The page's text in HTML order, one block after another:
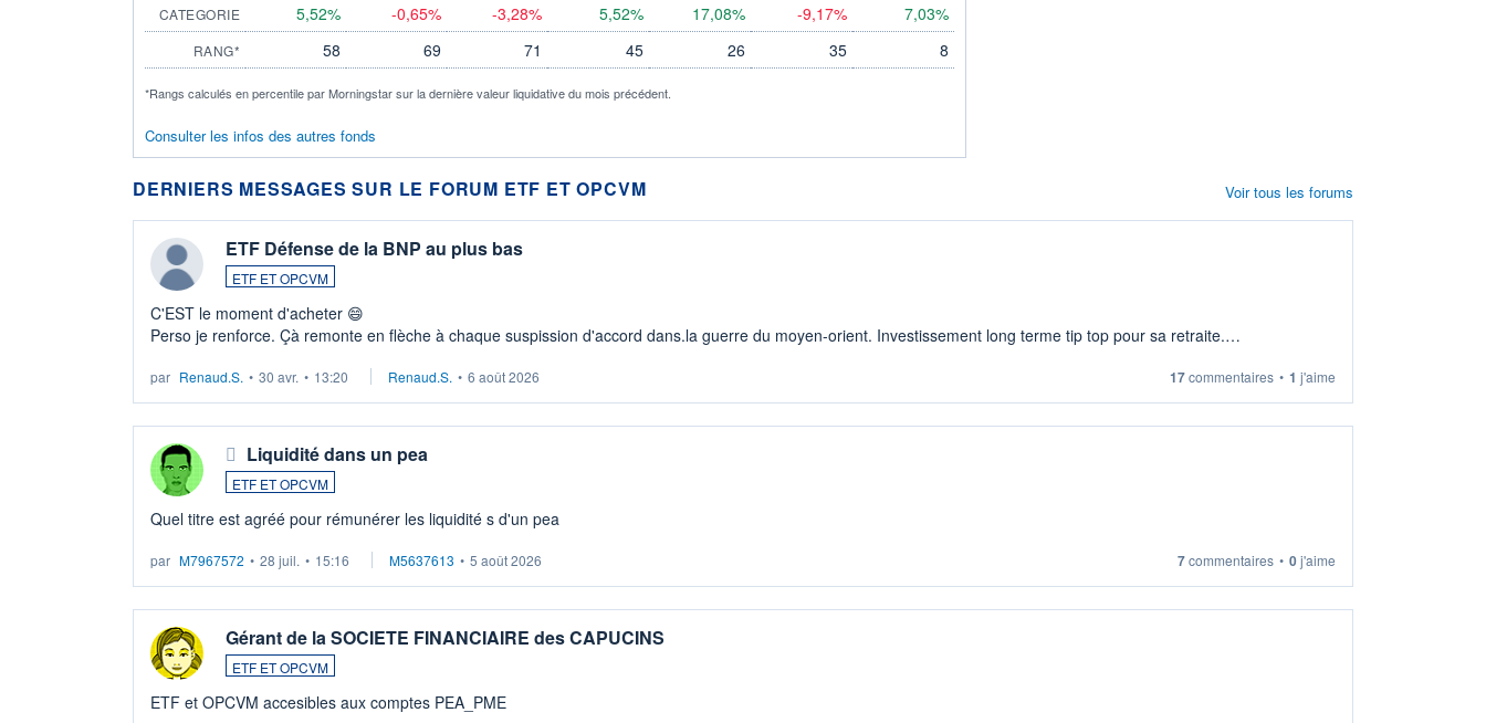
CATEGORIE 5,52% -0,65% -3,28% 5,52% 17,08% -9,17% 7,03%
RANG* 58 69 71 45 26 35 8
*Rangs calculés en percentile par Morningstar sur la dernière valeur liquidative du mois précédent.
Consulter les infos des autres fonds
DERNIERS MESSAGES SUR LE FORUM ETF ET OPCVM
ETF Défense de la BNP au plus bas
ETF ET OPCVM
C'EST le moment d'acheter 😄​
Perso je renforce. Çà remonte en flèche à chaque suspission d'accord dans.la guerre du moyen-orient. Investissement long terme tip top pour sa retraite.
par Renaud.S. • 30 avr. • 13:20 Renaud.S. • 6 août 2026 17commentaires • 1 j'aime
Liquidité dans un pea
ETF ET OPCVM
Quel titre est agréé pour rémunérer les liquidité s d'un pea
par M7967572 • 28 juil. • 15:16 M5637613 • 5 août 2026 7commentaires • 0j'aime
Gérant de la SOCIETE FINANCIAIRE des CAPUCINS
ETF ET OPCVM
ETF et OPCVM accesibles aux comptes PEA_PME
Voir tous les forums